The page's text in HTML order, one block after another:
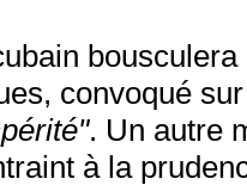
convoqué
. Un autre
à la